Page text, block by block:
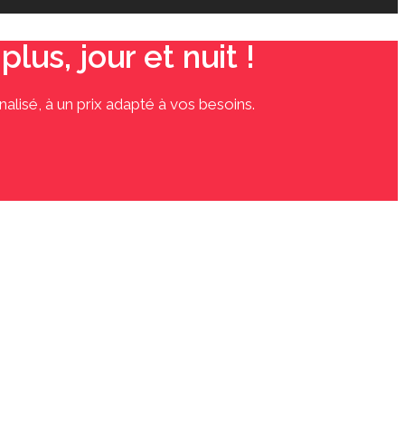
jour et nuit !
à un prix adapté à vos besoins.